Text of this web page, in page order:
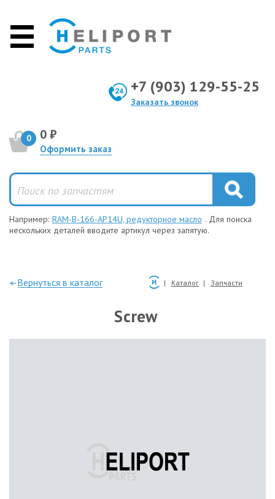
+7 (903) 129-55-25
Заказать звонок
0 0 ₽
Оформить заказ
Например: RAM-B-166-AP14U, редукторное масло . Для поиска
нескольких деталей вводите артикул через запятую.
—Вернуться в каталог Каталог Запчасти
Screw